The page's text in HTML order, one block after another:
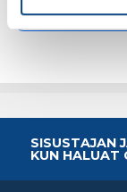
Lisää
SISUSTAJAN
KUN HALUAT